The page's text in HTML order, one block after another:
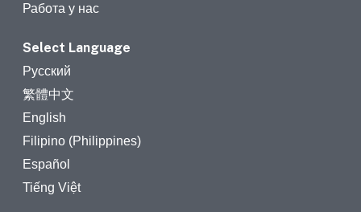
Работа у нас
Select Language
Русский
繁體中文
English
Filipino (Philippines)
Español
Tiếng Việt